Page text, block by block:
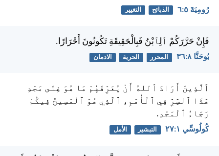
رُومِيَةَ ٥:‏٦ الذبائح التغيير
فَإِنْ حَرَّرَكُمْ ٱلِٱبْنُ فَبِالْحَقِيقَةِ تَكُونُونَ أَحْرَارًا.
يُوحَنَّا ٨:‏٣٦ المحرر الحرية الادمان
ٱلَّذِينَ أَرَادَ ٱللهُ أَنْ يُعَرِّفَهُمْ مَا هُوَ غِنَى مَجْدِ
هَذَا ٱلسِّرِّ فِي ٱلْأُمَمِ، ٱلَّذِي هُوَ ٱلْمَسِيحُ فِيكُمْ
رَجَاءُ ٱلْمَجْدِ.
كُولُوسِّي ١:‏٢٧ التبشير الأمل